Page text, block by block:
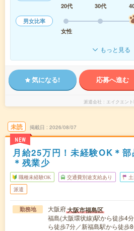
20代
30代
男女比率
女性
もっと見る
気になる! 応募へ進む
派遣会社 エイクエン
未読
NEW
掲載日 2026/08/07
月給25万円！未経験OK＊
＊残業少
職種未経験OK 交通費別途支給あり
派遣
勤務地 大阪府大阪市福島区
福島(大阪環状線)駅から徒歩4
ら徒歩7分／新福島駅から徒歩